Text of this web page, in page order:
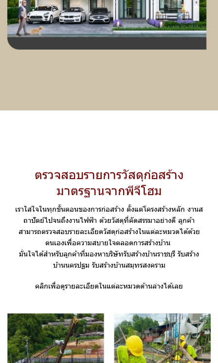
ตรวจสอบรายการวัสดุก่อสร้าง
มาตรฐานจากพีจีโฮม
เราใส่ใจในทุกขั้นตอนของการก่อสร้าง ตั้งแต่โครงสร้างหลัก งานส
ถาปัตย์ไปจนถึงงานไฟฟ้า ด้วยวัสดุที่คัดสรรมาอย่างดี ลูกค้า
สามารถตรวจสอบรายละเอียดวัสดุก่อสร้างในแต่ละหมวดได้ด้วย
ตนเองเพื่อความสบายใจตลอดการสร้างบ้าน
มั่นใจได้สำหรับลูกค้าที่มองหาบริษัทรับสร้างบ้านราชบุรี รับสร้าง
บ้านนครปฐม รับสร้างบ้านสมุทรสงคราม
คลิกเพื่อดูรายละเอียดในแต่ละหมวดด้านล่างได้เลย